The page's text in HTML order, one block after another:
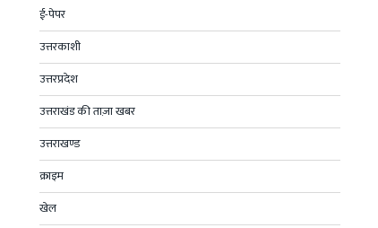
ई-पेपर
उत्तरकाशी
उत्तरप्रदेश
उत्तराखंड की ताज़ा खबर
उत्तराखण्ड
क्राइम
खेल